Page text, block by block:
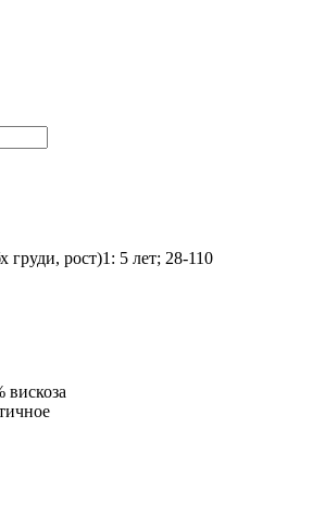
груди, рост)1: 5 лет; 28-110
вискоза